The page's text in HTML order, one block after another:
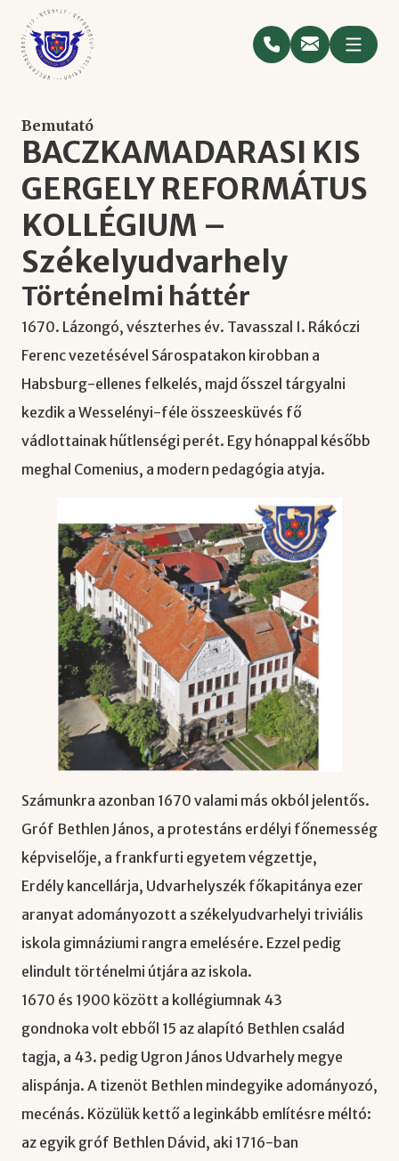
Bemutató
BACZKAMADARASI KIS
GERGELY REFORMÁTUS
KOLLÉGIUM –
Székelyudvarhely
Történelmi háttér
1670. Lázongó, vészterhes év. Tavasszal I. Rákóczi
Ferenc vezetésével Sárospatakon kirobban a
Habsburg-ellenes felkelés, majd ősszel tárgyalni
kezdik a Wesselényi-féle összeesküvés fő
vádlottainak hűtlenségi perét. Egy hónappal később
meghal Comenius, a modern pedagógia atyja.
Számunkra azonban 1670 valami más okból jelentős.
Gróf Bethlen János, a protestáns erdélyi főnemesség
képviselője, a frankfurti egyetem végzettje,
Erdély kancellárja, Udvarhelyszék főkapitánya ezer
aranyat adományozott a székelyudvarhelyi triviális
iskola gimnáziumi rangra emelésére. Ezzel pedig
elindult történelmi útjára az iskola.
1670 és 1900 között a kollégiumnak 43
gondnoka volt ebből 15 az alapító Bethlen család
tagja, a 43. pedig Ugron János Udvarhely megye
alispánja. A tizenöt Bethlen mindegyike adományozó,
mecénás. Közülük kettő a leginkább említésre méltó:
az egyik gróf Bethlen Dávid, aki 1716-ban